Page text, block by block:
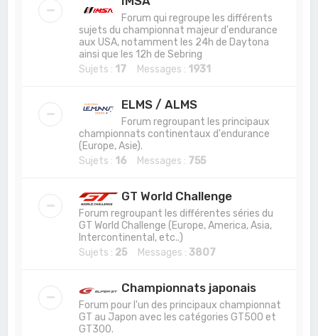
Forum qui regroupe les différents
sujets du championnat majeur d'endurance
aux USA, notamment les 24h de Daytona
ainsi que les 12h de Sebring
Sujets : 17 Messages : 1931
ELMS / ALMS
Forum regroupant les principaux
championnats continentaux d'endurance
(Europe, Asie).
Sujets : 16 Messages : 755
GT World Challenge
Forum regroupant les différentes séries du
GT World Challenge (Europe, America, Asia,
Intercontinental, etc..)
Sujets : 25 Messages : 3807
Championnats japonais
Forum pour l'un des principaux championnat
GT au Japon avec les catégories GT500 et
GT300.